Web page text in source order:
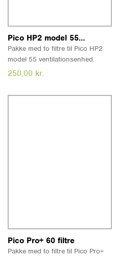
Læs merePico HP2 model 55 filtre
Pakke med to filtre til Pico HP2
model 55 ventilationsenhed.
Filtrene kan rengøres, men bør
250,00 kr.
Læs mere
Pico Pro+ 60 filtre
Pakke med to filtre til Pico Pro+